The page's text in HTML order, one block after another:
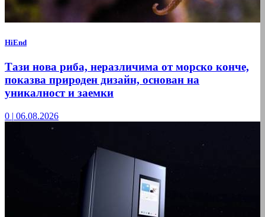
HiEnd
Тази нова риба, неразличима от морско конче,
показва природен дизайн, основан на
уникалност и заемки
0 | 06.08.2026